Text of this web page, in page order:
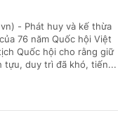
- Phát huy và kế thừa
76 năm Quốc hội Việt
Quốc hội cho rằng giữ
tựu, duy trì đã khó, tiến...